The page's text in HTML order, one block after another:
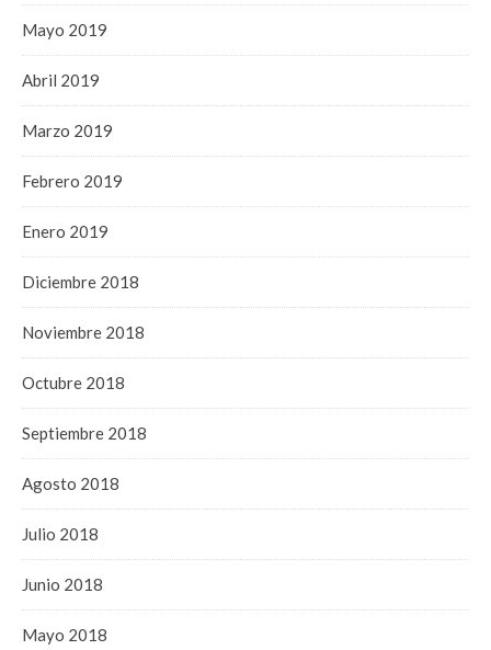
Mayo 2019
Abril 2019
Marzo 2019
Febrero 2019
Enero 2019
Diciembre 2018
Noviembre 2018
Octubre 2018
Septiembre 2018
Agosto 2018
Julio 2018
Junio 2018
Mayo 2018